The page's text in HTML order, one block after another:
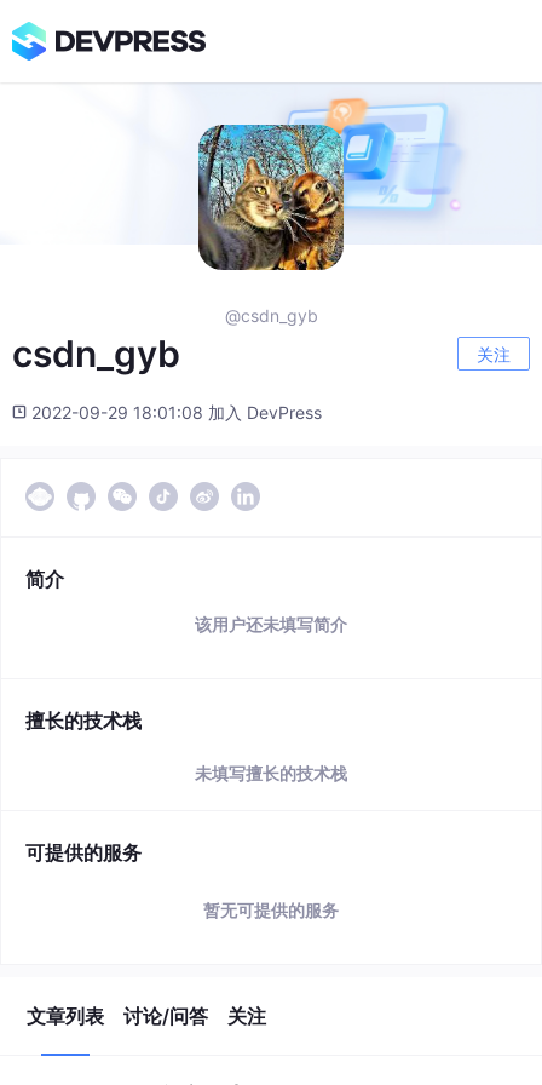
@csdn_gyb
csdn_gyb 关注
2022-09-29 18:01:08 加入 DevPress
简介
该用户还未填写简介
擅长的技术栈
未填写擅长的技术栈
可提供的服务
暂无可提供的服务
文章列表 讨论/问答 关注